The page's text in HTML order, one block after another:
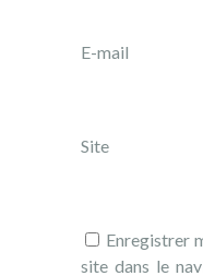
E-
Enregistrer
site dans le